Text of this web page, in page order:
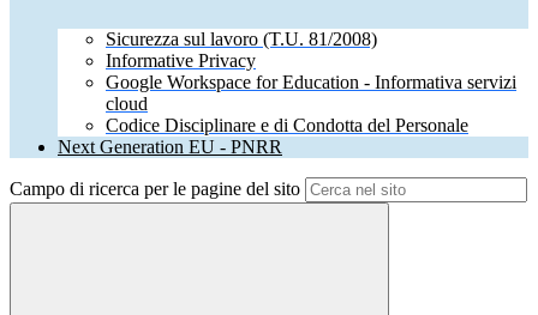
Sicurezza sul lavoro (T.U. 81/2008)
Informative Privacy
Google Workspace for Education - Informativa servizi
cloud
Codice Disciplinare e di Condotta del Personale
Next Generation EU - PNRR
Campo di ricerca per le pagine del sito